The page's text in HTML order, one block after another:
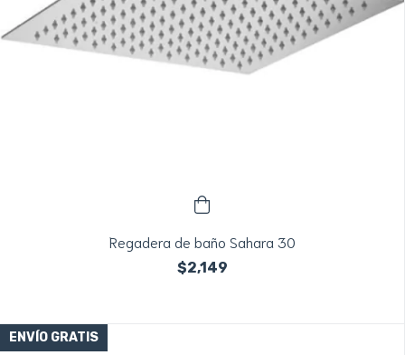
Regadera de baño Sahara 30
$2,149
ENVÍO GRATIS